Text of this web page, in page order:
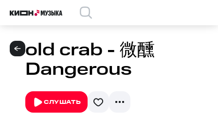
old crab - 微醺
Dangerous
СЛУШАТЬ